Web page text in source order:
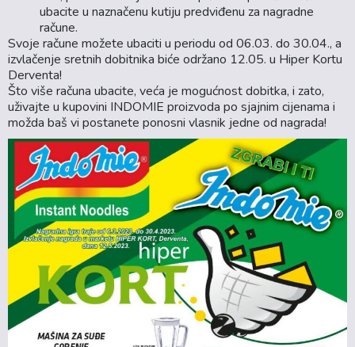
ubacite u naznačenu kutiju predviđenu za nagradne
račune.
Svoje račune možete ubaciti u periodu od 06.03. do 30.04., a
izvlačenje sretnih dobitnika biće održano 12.05. u Hiper Kortu
Derventa!
Što više računa ubacite, veća je mogućnost dobitka, i zato,
uživajte u kupovini INDOMIE proizvoda po sjajnim cijenama i
možda baš vi postanete ponosni vlasnik jedne od nagrada!